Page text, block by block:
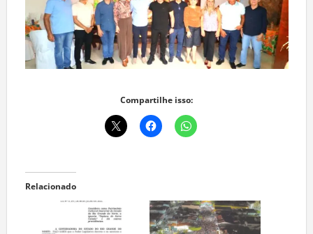
Compartilhe isso:
Relacionado